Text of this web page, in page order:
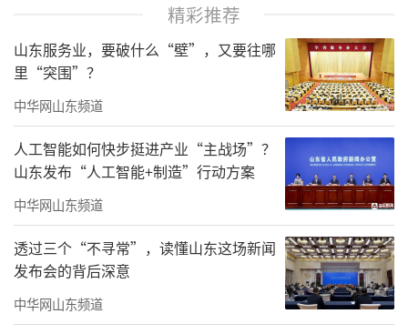
精彩推荐
山东服务业，要破什么“壁”，又要往哪
里“突围”？
中华网山东频道
人工智能如何快步挺进产业“主战场”？
山东发布“人工智能+制造”行动方案
中华网山东频道
透过三个“不寻常”，读懂山东这场新闻
发布会的背后深意
中华网山东频道